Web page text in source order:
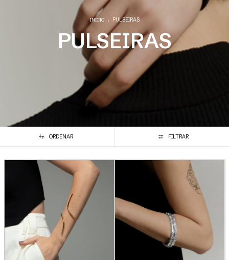
INÍCIO . PULSEIRAS
PULSEIRAS
ORDENAR FILTRAR